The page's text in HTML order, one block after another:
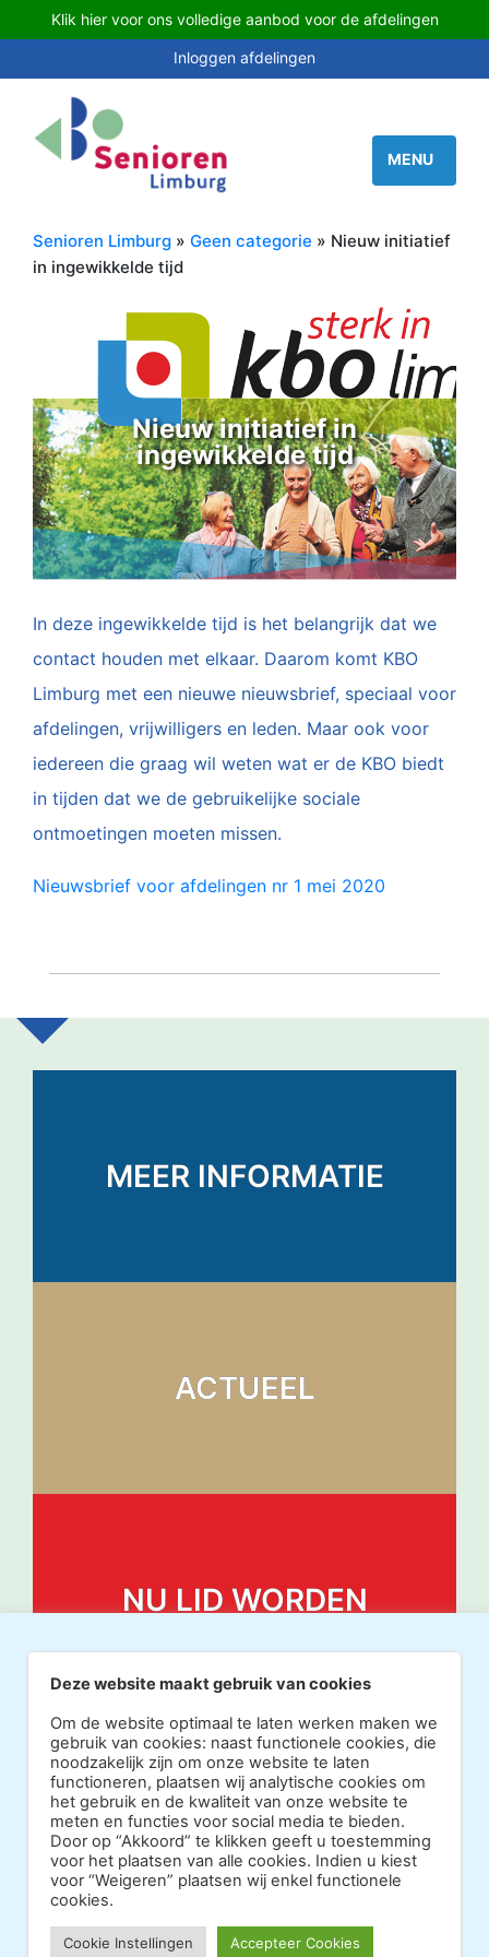
Klik hier voor ons volledige aanbod voor de afdelingen
Inloggen afdelingen
Senioren Limburg » Geen categorie » Nieuw initiatief
in ingewikkelde tijd
Nieuw initiatief in
ingewikkelde tijd
In deze ingewikkelde tijd is het belangrijk dat we
contact houden met elkaar. Daarom komt KBO
Limburg met een nieuwe nieuwsbrief, speciaal voor
afdelingen, vrijwilligers en leden. Maar ook voor
iedereen die graag wil weten wat er de KBO biedt
in tijden dat we de gebruikelijke sociale
ontmoetingen moeten missen.
Nieuwsbrief voor afdelingen nr 1 mei 2020
MEER INFORMATIE
ACTUEEL
NU LID WORDEN
Vormgeving Hoenenenvandooren
Deze website maakt gebruik van cookies
Om de website optimaal te laten werken maken we
gebruik van cookies: naast functionele cookies, die
noodzakelijk zijn om onze website te laten
functioneren, plaatsen wij analytische cookies om
het gebruik en de kwaliteit van onze website te
meten en functies voor social media te bieden.
Door op “Akkoord” te klikken geeft u toestemming
voor het plaatsen van alle cookies. Indien u kiest
voor “Weigeren” plaatsen wij enkel functionele
cookies.
Cookie Instellingen Accepteer Cookies